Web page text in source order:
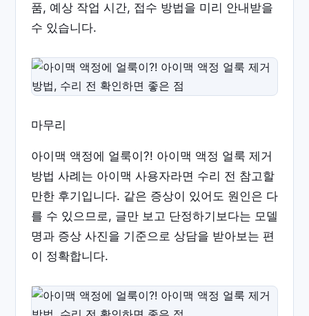
품, 예상 작업 시간, 접수 방법을 미리 안내받을
수 있습니다.
마무리
아이맥 액정에 얼룩이?! 아이맥 액정 얼룩 제거
방법 사례는 아이맥 사용자라면 수리 전 참고할
만한 후기입니다. 같은 증상이 있어도 원인은 다
를 수 있으므로, 글만 보고 단정하기보다는 모델
명과 증상 사진을 기준으로 상담을 받아보는 편
이 정확합니다.